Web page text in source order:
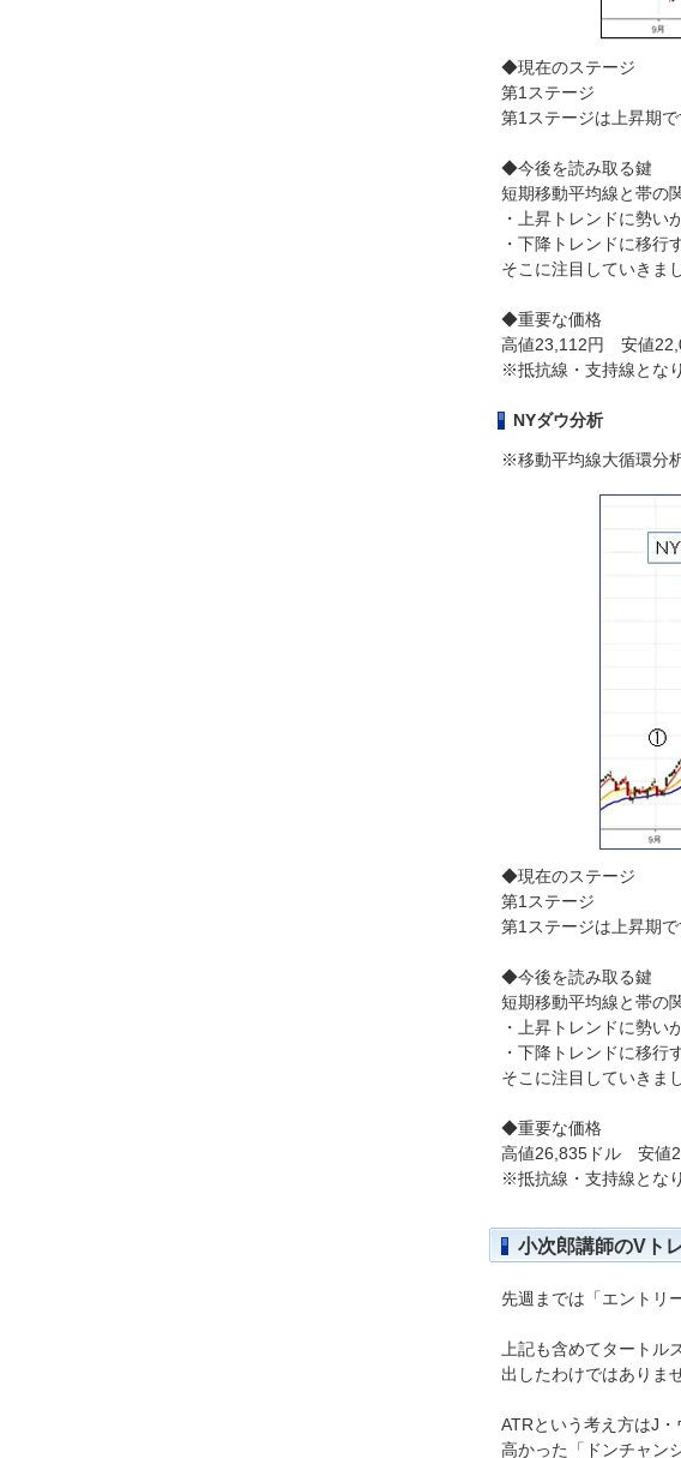
◆現在のステージ
第1ステージ
第1ステージは上昇期で
◆今後を読み取る鍵
短期移動平均線と帯の
・上昇トレンドに勢い
・下降トレンドに移行
そこに注目していきま
◆重要な価格
高値23,112円 安値
※抵抗線・支持線とな
NYダウ分析
※移動平均線大循環分
◆現在のステージ
第1ステージ
第1ステージは上昇期
◆今後を読み取る鍵
短期移動平均線と帯の
・上昇トレンドに勢い
・下降トレンドに移行
そこに注目していきま
◆重要な価格
高値26,835ドル 安値
※抵抗線・支持線とな
小次郎講師のVト
先週までは「エントリ
上記も含めてタート
出したわけではありま
ATRという考え方はJ
高かった「ドンチャン